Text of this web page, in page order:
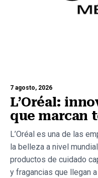
7 agosto, 2026
L’Oréal:
que marcan
L’Oréal es una de las
la belleza a nivel
productos de cuidado
y fragancias que llegan